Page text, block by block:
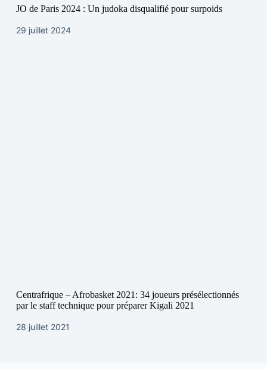
JO de Paris 2024 : Un judoka disqualifié pour surpoids
29 juillet 2024
Centrafrique – Afrobasket 2021: 34 joueurs présélectionnés
par le staff technique pour préparer Kigali 2021
28 juillet 2021